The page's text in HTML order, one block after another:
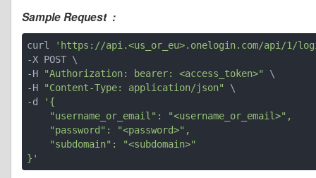
Sample Request :
curl
'https://api.<us_or_eu>.onelogin.com/api/1/
-X POST \
-H
"Authorization: bearer: <access_token>"
\
-H
"Content-Type: application/json"
\
-d
'{
}'